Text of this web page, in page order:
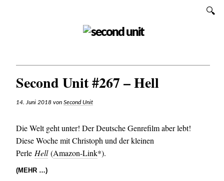
Second Unit #267 – Hell
14. Juni 2018 von Second Unit
Die Welt geht unter! Der Deutsche Genrefilm aber lebt!
Diese Woche mit Christoph und der kleinen
Perle Hell(Amazon-Link*).
(MEHR …)